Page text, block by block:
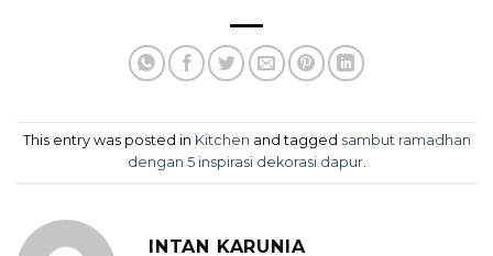
This entry was posted in Kitchen and tagged sambut ramadhan
dengan 5 inspirasi dekorasi dapur.
INTAN KARUNIA